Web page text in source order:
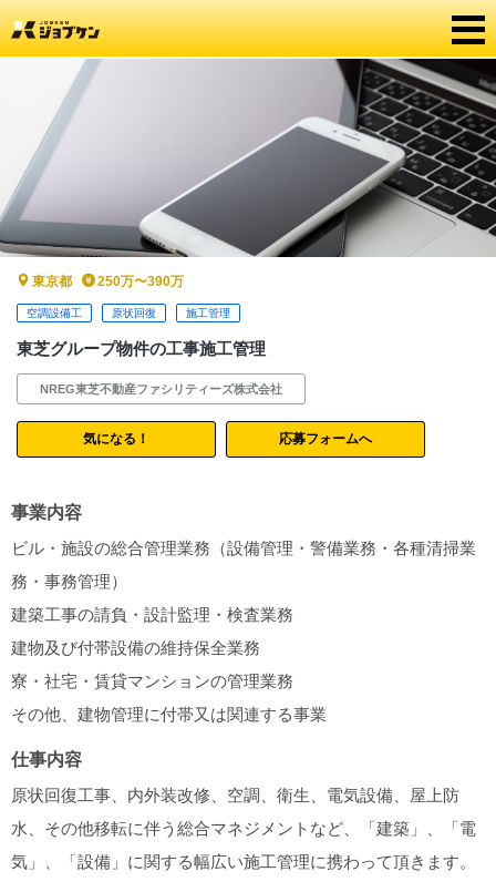
東京都 250万〜390万
空調設備工 原状回復 施工管理
東芝グループ物件の工事施工管理
NREG東芝不動産ファシリティーズ株式会社
気になる！ 応募フォームへ
事業内容
ビル・施設の総合管理業務（設備管理・警備業務・各種清掃業
務・事務管理）
建築工事の請負・設計監理・検査業務
建物及び付帯設備の維持保全業務
寮・社宅・賃貸マンションの管理業務
その他、建物管理に付帯又は関連する事業
仕事内容
原状回復工事、内外装改修、空調、衛生、電気設備、屋上防
水、その他移転に伴う総合マネジメントなど、「建築」、「電
気」、「設備」に関する幅広い施工管理に携わって頂きます。